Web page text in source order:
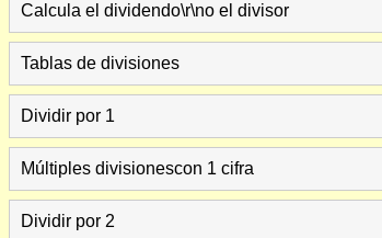
Calcula el dividendo\r\no el divisor
Tablas de divisiones
Dividir por 1
Múltiples divisionescon 1 cifra
Dividir por 2